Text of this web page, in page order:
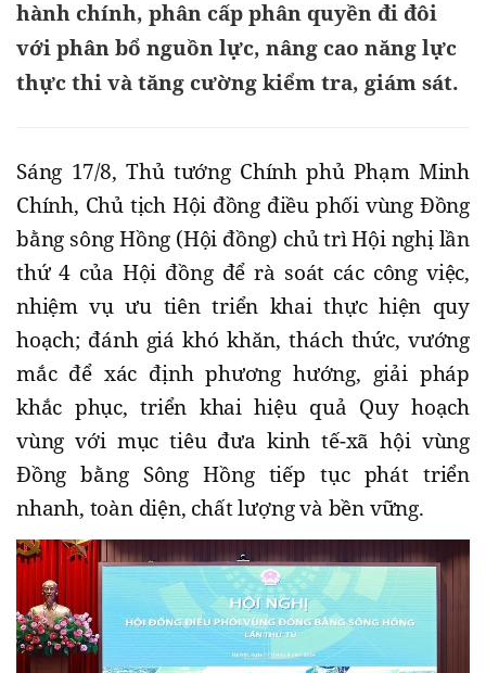
hành chính, phân cấp phân quyền đi đôi
với phân bổ nguồn lực, nâng cao năng lực
thực thi và tăng cường kiểm tra, giám sát.
Sáng 17/8, Thủ tướng Chính phủ Phạm Minh
Chính, Chủ tịch Hội đồng điều phối vùng Đồng
bằng sông Hồng (Hội đồng) chủ trì Hội nghị lần
thứ 4 của Hội đồng để rà soát các công việc,
nhiệm vụ ưu tiên triển khai thực hiện quy
hoạch; đánh giá khó khăn, thách thức, vướng
mắc để xác định phương hướng, giải pháp
khắc phục, triển khai hiệu quả Quy hoạch
vùng với mục tiêu đưa kinh tế-xã hội vùng
Đồng bằng Sông Hồng tiếp tục phát triển
nhanh, toàn diện, chất lượng và bền vững.